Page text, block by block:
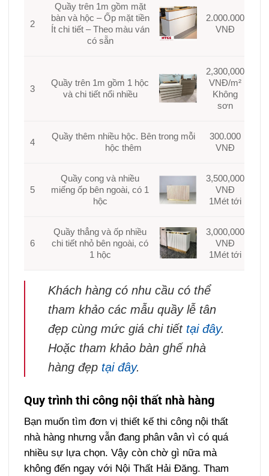
2
Quầy trên 1m gồm mặt
bàn và hộc – Ốp mặt tiền
Ít chi tiết – Theo màu ván
có sẵn
2.000.000
VNĐ
3
Quầy trên 1m gồm 1 hộc
và chi tiết nổi nhiều
2,300,000
VNĐ/m²
Không
sơn
4
Quầy thêm nhiều hộc. Bên trong mỗi
hộc thêm
300.000
VNĐ
5
Quầy cong và nhiều
miếng ốp bên ngoài, có 1
hộc
3,500,000
VNĐ
1Mét tới
6
Quầy thẳng và ốp nhiều
chi tiết nhỏ bên ngoài, có
1 hộc
3,000,000
VNĐ
1Mét tới
Khách hàng có nhu cầu có thể
tham khảo các mẫu quầy lễ tân
đẹp cùng mức giá chi tiết tại đây.
Hoặc tham khảo bàn ghế nhà
hàng đẹp tại đây.
Quy trình thi công nội thất nhà hàng
Bạn muốn tìm đơn vị thiết kế thi công nội thất
nhà hàng nhưng vẫn đang phân vân vì có quá
nhiều sự lựa chọn. Vậy còn chờ gì nữa mà
không đến ngay với Nội Thất Hải Đăng. Tham